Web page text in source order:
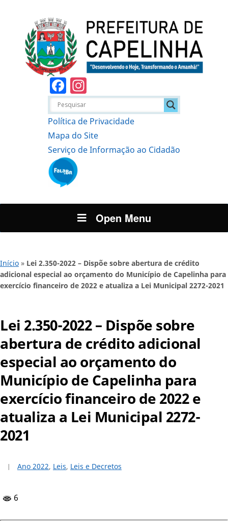
Facebook
Política de Privacidade
Mapa do Site
Serviço de Informação ao Cidadão
Open Menu
Início » Lei 2.350-2022 – Dispõe sobre abertura de crédito
adicional especial ao orçamento do Município de Capelinha para
exercício financeiro de 2022 e atualiza a Lei Municipal 2272-2021
Lei 2.350-2022 – Dispõe sobre
abertura de crédito adicional
especial ao orçamento do
Município de Capelinha para
exercício financeiro de 2022 e
atualiza a Lei Municipal 2272-
2021
Ano 2022, Leis, Leis e Decretos
6